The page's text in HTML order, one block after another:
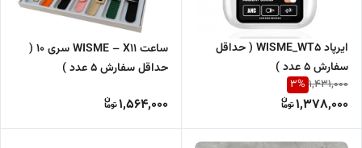
ایرپاد WISME_WT5 ( حداقل
سفارش 5 عدد )
1,431,000
3%
1,378,000
ساعت WISME – X11 سری 10 (
حداقل سفارش 5 عدد )
1,564,000